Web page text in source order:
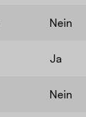
Nein
Ja
Nein